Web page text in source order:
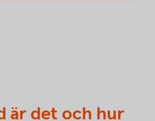
är det och hur